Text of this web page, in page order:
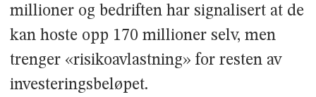
millioner og bedriften har signalisert at de
kan hoste opp 170 millioner selv, men
trenger «risikoavlastning» for resten av
investeringsbeløpet.